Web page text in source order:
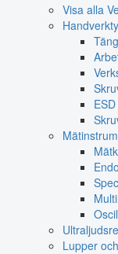
Visa alla
Lupper